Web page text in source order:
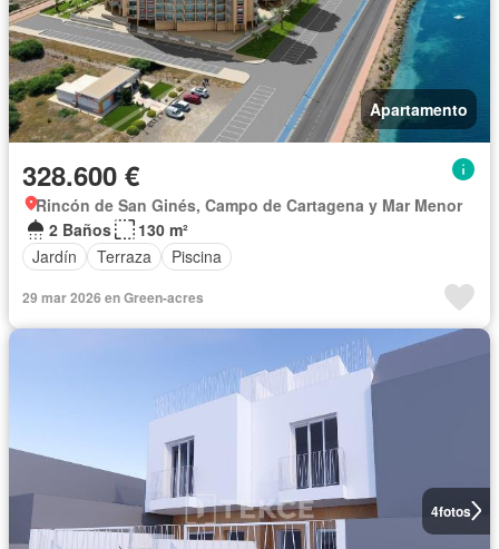
Apartamento
328.600 €
Rincón de San Ginés, Campo de Cartagena y Mar Menor
2 Baños
130 m²
Jardín
Terraza Piscina
29 mar 2026 en Green-acres
4fotos